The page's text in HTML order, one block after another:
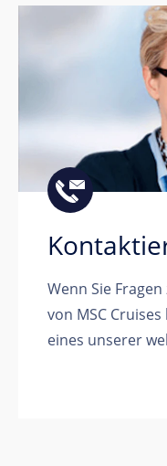
Wenn Sie
von MSC
eines unserer